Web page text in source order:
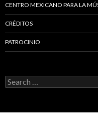
CENTRO MEXICANO PARA LA
CRÉDITOS
PATROCINIO
Search
for: